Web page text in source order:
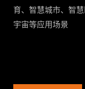
育、智慧城市、智
宇宙等应用场景